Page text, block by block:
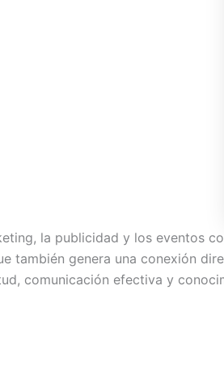
la publicidad y los eventos
también genera una conexión
comunicación efectiva y